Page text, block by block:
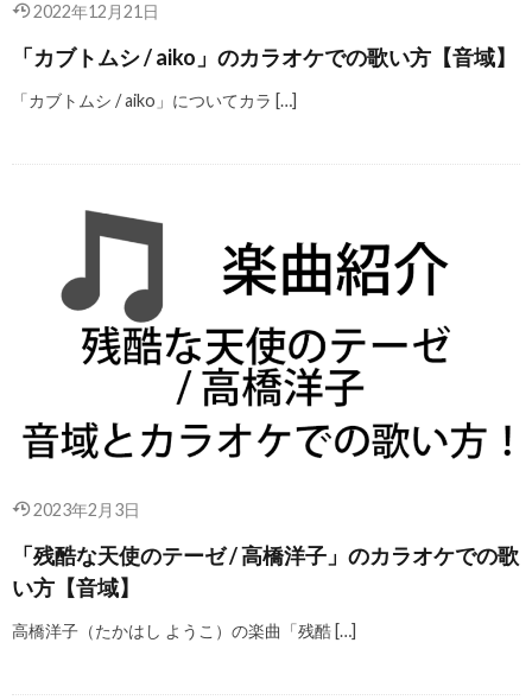
2022年12月21日
「カブトムシ / aiko」のカラオケでの歌い方【音域】
「カブトムシ / aiko」についてカラ […]
2023年2月3日
「残酷な天使のテーゼ / 高橋洋子」のカラオケでの歌
い方【音域】
高橋洋子（たかはし ようこ）の楽曲「残酷 […]